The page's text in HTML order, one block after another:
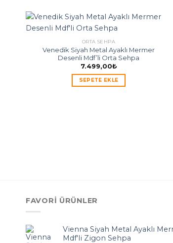
ORTA SEHPA
Venedik Siyah Metal Ayaklı Mermer
Desenli Mdf’li Orta Sehpa
7.499,00₺
SEPETE EKLE
FAVORI ÜRÜNLER
Vienna Siyah Metal Ayaklı
Mdf'li Zigon Sehpa